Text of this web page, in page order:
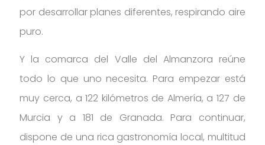
por desarrollar planes diferentes, respirando aire
puro.
Y la comarca del Valle del Almanzora reúne
todo lo que uno necesita. Para empezar está
muy cerca, a 122 kilómetros de Almería, a 127 de
Murcia y a 181 de Granada. Para continuar,
dispone de una rica gastronomía local, multitud